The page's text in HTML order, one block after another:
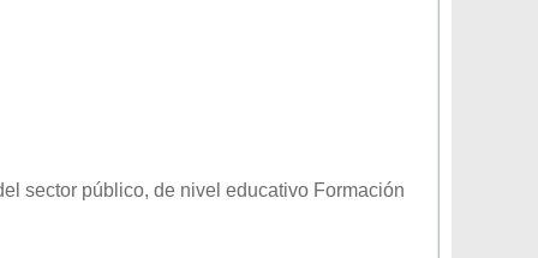
sector público, de nivel educativo Formación